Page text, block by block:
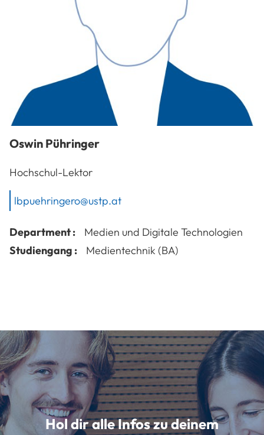
Oswin Pühringer
Hochschul-Lektor
lbpuehringero@ustp.at
Department :
Medien und Digitale Technologien
Studiengang :
Medientechnik (BA)
Hol dir alle Infos zu deinem